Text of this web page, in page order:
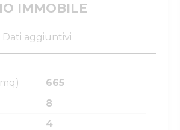
IMMOBILE
Dati aggiuntivi
665
8
4